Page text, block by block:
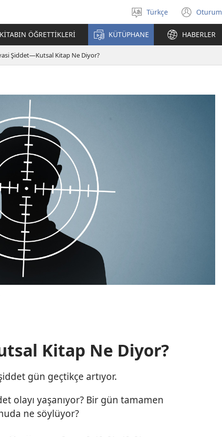
Dil
seçin
Türkçe
(yeni
açar)
ÖĞRETTİKLERİ KÜTÜPHANE HABERLER
Şiddet—Kutsal Kitap Ne Diyor?
Kitap Ne Diyor?
gün geçtikçe artıyor.
olayı yaşanıyor? Bir gün tamamen
ne söylüyor?